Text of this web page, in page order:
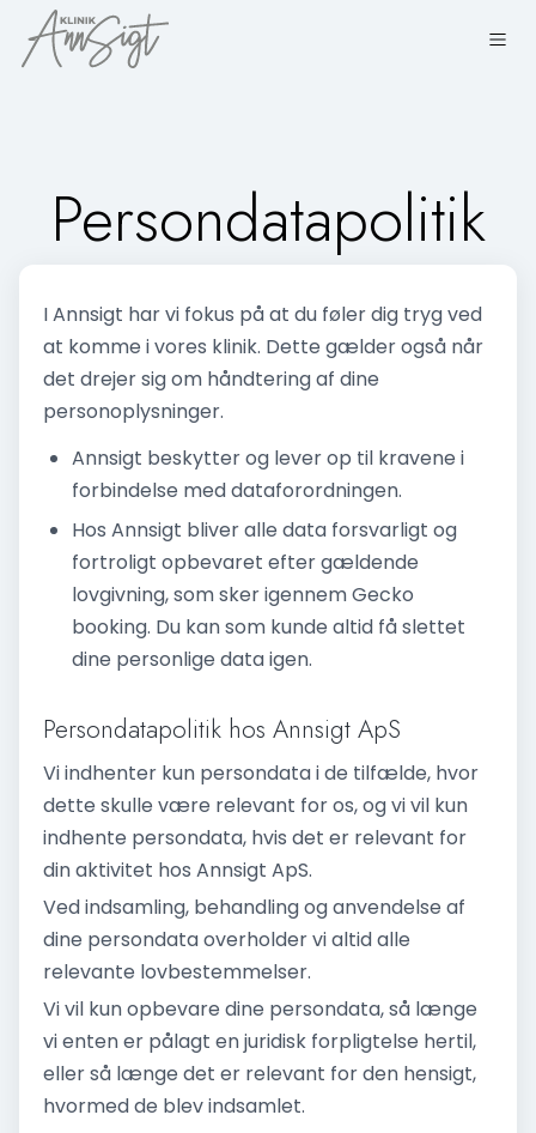
Persondatapolitik
I Annsigt har vi fokus på at du føler dig tryg ved
at komme i vores klinik. Dette gælder også når
det drejer sig om håndtering af dine
personoplysninger.
Annsigt beskytter og lever op til kravene i
forbindelse med dataforordningen.
Hos Annsigt bliver alle data forsvarligt og
fortroligt opbevaret efter gældende
lovgivning, som sker igennem Gecko
booking. Du kan som kunde altid få slettet
dine personlige data igen.
Persondatapolitik hos Annsigt ApS
Vi indhenter kun persondata i de tilfælde, hvor
dette skulle være relevant for os, og vi vil kun
indhente persondata, hvis det er relevant for
din aktivitet hos Annsigt ApS.
Ved indsamling, behandling og anvendelse af
dine persondata overholder vi altid alle
relevante lovbestemmelser.
Vi vil kun opbevare dine persondata, så længe
vi enten er pålagt en juridisk forpligtelse hertil,
eller så længe det er relevant for den hensigt,
hvormed de blev indsamlet.